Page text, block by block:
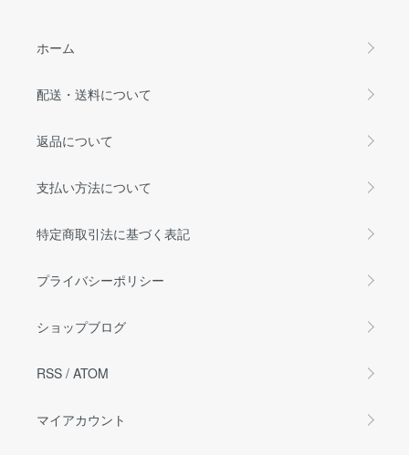
ホーム
配送・送料について
返品について
支払い方法について
特定商取引法に基づく表記
プライバシーポリシー
ショップブログ
RSS / ATOM
マイアカウント